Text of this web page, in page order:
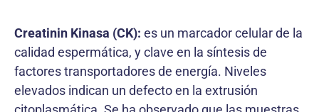
Creatinin Kinasa (CK): es un marcador celular de la
calidad espermática, y clave en la síntesis de
factores transportadores de energía. Niveles
elevados indican un defecto en la extrusión